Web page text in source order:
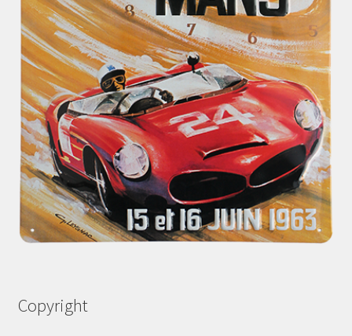
Copyright